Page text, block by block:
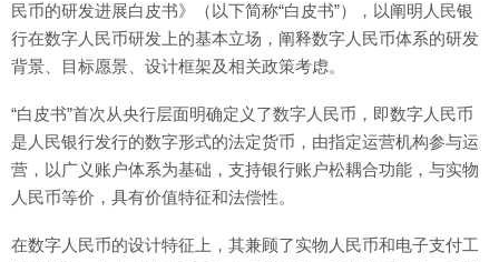
民币的研发进展白皮书》（以下简称“白皮书”），以阐明人民银
行在数字人民币研发上的基本立场，阐释数字人民币体系的研发
背景、目标愿景、设计框架及相关政策考虑。
“白皮书”首次从央行层面明确定义了数字人民币，即数字人民币
是人民银行发行的数字形式的法定货币，由指定运营机构参与运
营，以广义账户体系为基础，支持银行账户松耦合功能，与实物
人民币等价，具有价值特征和法偿性。
在数字人民币的设计特征上，其兼顾了实物人民币和电子支付工